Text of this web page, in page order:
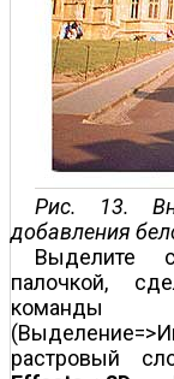
Рис. 13.
добавления
Выделите
палочкой,
растровый